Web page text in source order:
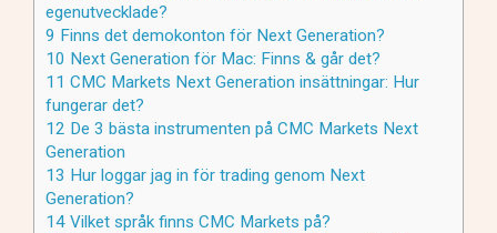
egenutvecklade?
9 Finns det demokonton för Next Generation?
10 Next Generation för Mac: Finns & går det?
11 CMC Markets Next Generation insättningar: Hur
fungerar det?
12 De 3 bästa instrumenten på CMC Markets Next
Generation
13 Hur loggar jag in för trading genom Next
Generation?
14 Vilket språk finns CMC Markets på?